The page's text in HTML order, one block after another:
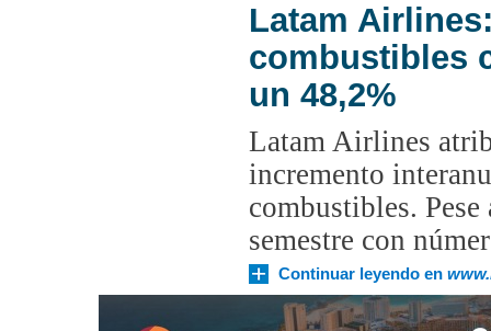
Latam
combustibles
un 48,2%
Latam Airlines
incremento
combustibles.
semestre con
Continuar leyendo en